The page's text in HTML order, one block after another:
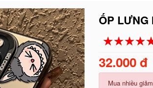
ỐP LƯNG
☆☆☆☆
★★★★
32.000 đ
Mua nhiều